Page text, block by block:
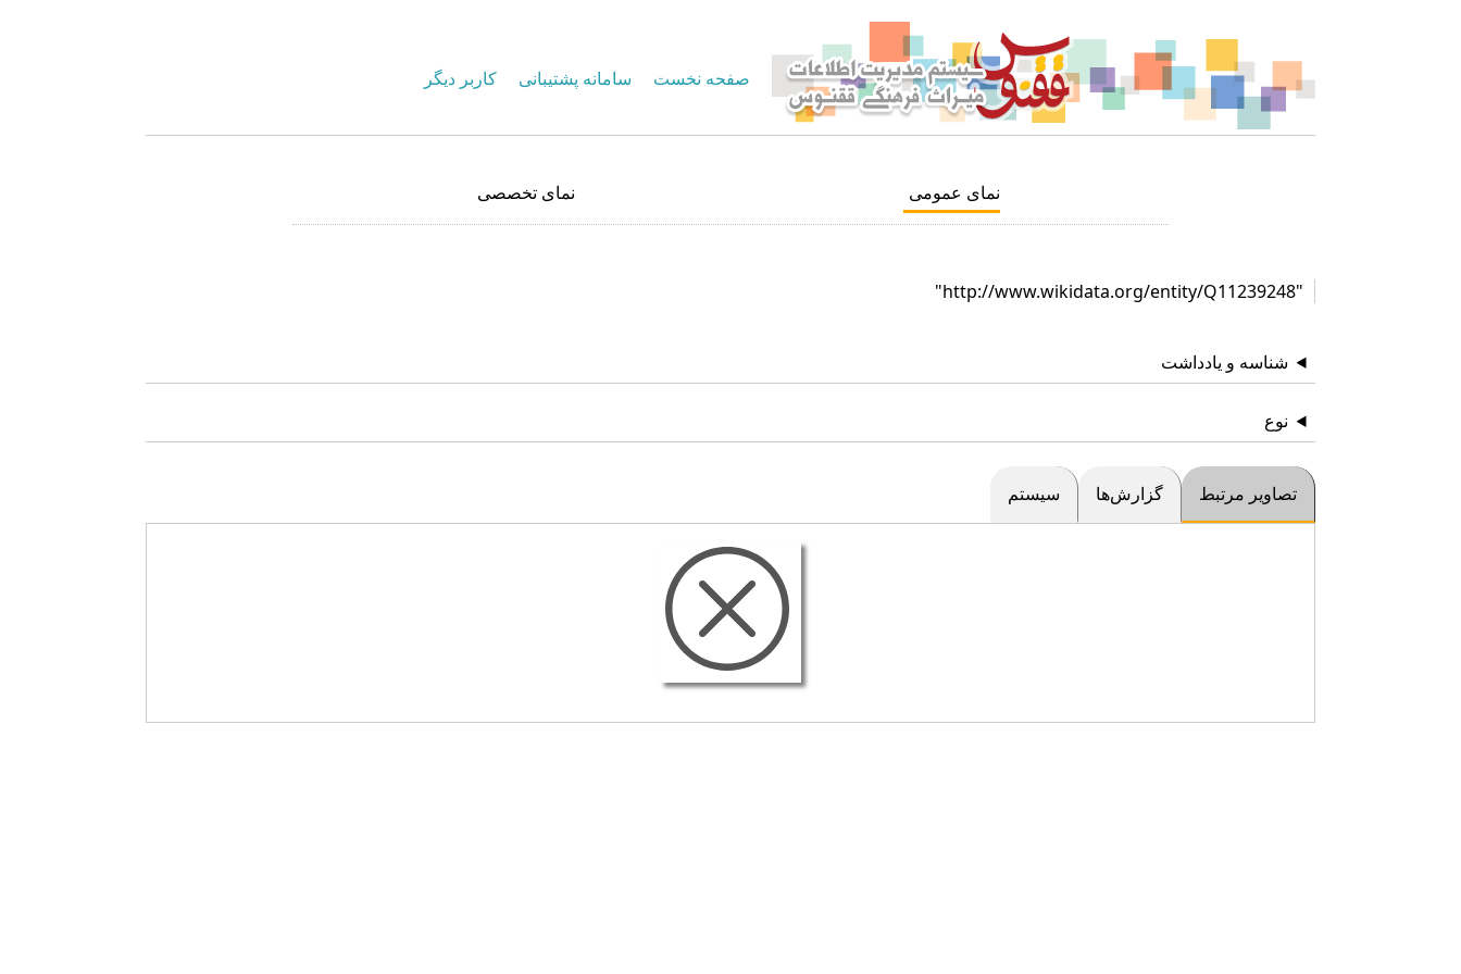
صفحه نخست سامانه پشتیبانی کاربر دیگر
نمای عمومی نمای تخصصی
"http://www.wikidata.org/entity/Q11239248"
شناسه و یادداشت
نوع
تصاویر مرتبط گزارش‌ها سیستم